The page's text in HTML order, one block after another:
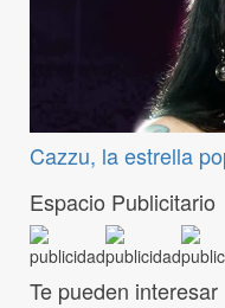
Cazzu, la estrella
Espacio Publicitario
Te pueden interesar